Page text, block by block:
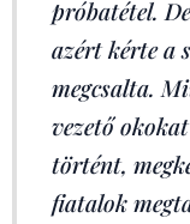
próbatétel.
azért kérte a
megcsalta.
vezető
történt,
fiatalok